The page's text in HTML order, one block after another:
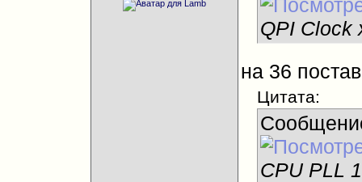
QPI Clock
на 36
Цитата:
CPU PLL